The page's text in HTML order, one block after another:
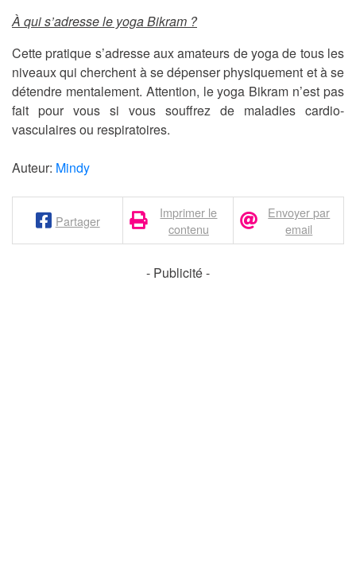
À qui s’adresse le yoga Bikram ?
Cette pratique s’adresse aux amateurs de yoga de tous les
niveaux qui cherchent à se dépenser physiquement et à se
détendre mentalement. Attention, le yoga Bikram n’est pas
fait pour vous si vous souffrez de maladies cardio-
vasculaires ou respiratoires.
Auteur: Mindy
Partager
Imprimer le
contenu
Envoyer par
email
- Publicité -